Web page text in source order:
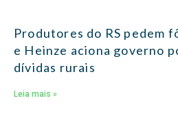
Produtores do RS pedem
e Heinze aciona governo
dívidas rurais
Leia mais »